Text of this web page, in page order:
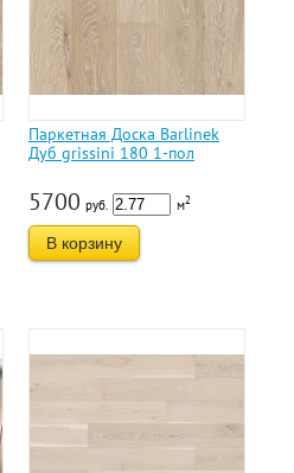
Паркетная Доска Barlinek
Дуб grissini 180 1-пол
5700 руб. м2
В корзину